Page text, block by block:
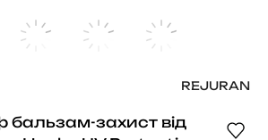
REJURAN
бальзам-захист від